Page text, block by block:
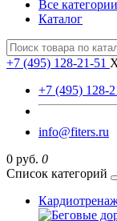
Все категории
Каталог
+7 (495) 128-21-51
+7 (495) 128-
info@fiters.ru
0 руб. 0
Список категорий